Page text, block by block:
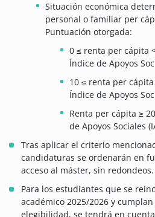
Situación económica
personal o familiar per
Puntuación otorgada:
0 ≤ renta per cápita
Índice de Apoyos
10 ≤ renta per
Índice de Apoyos
Renta per cápita ≥
de Apoyos Sociales
Tras aplicar el criterio
candidaturas se ordenarán en
acceso al máster, sin redondeos.
Para los estudiantes que se
académico 2025/2026 y
elegibilidad, se tendrá en